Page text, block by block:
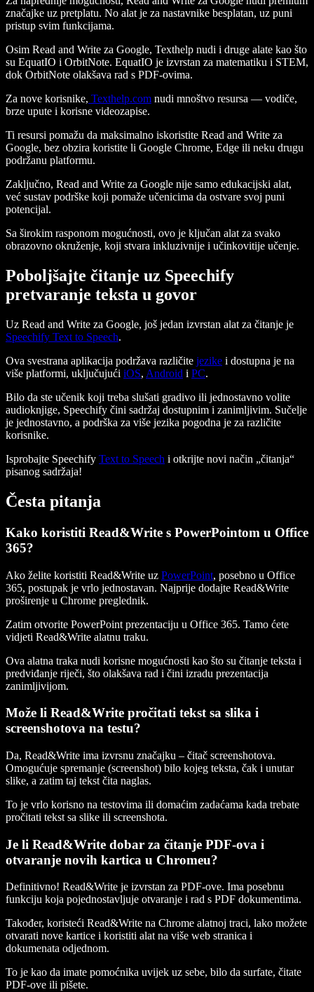
značajke uz pretplatu. No alat je za nastavnike besplatan, uz puni
pristup svim funkcijama.
Osim Read and Write za Google, Texthelp nudi i druge alate kao što
su EquatIO i OrbitNote. EquatIO je izvrstan za matematiku i STEM,
dok OrbitNote olakšava rad s PDF-ovima.
Za nove korisnike, Texthelp.com nudi mnoštvo resursa — vodiče,
brze upute i korisne videozapise.
Ti resursi pomažu da maksimalno iskoristite Read and Write za
Google, bez obzira koristite li Google Chrome, Edge ili neku drugu
podržanu platformu.
Zaključno, Read and Write za Google nije samo edukacijski alat,
već sustav podrške koji pomaže učenicima da ostvare svoj puni
potencijal.
Sa širokim rasponom mogućnosti, ovo je ključan alat za svako
obrazovno okruženje, koji stvara inkluzivnije i učinkovitije učenje.
Poboljšajte čitanje uz Speechify
pretvaranje teksta u govor
Uz Read and Write za Google, još jedan izvrstan alat za čitanje je
Speechify Text to Speech.
Ova svestrana aplikacija podržava različite jezike i dostupna je na
više platformi, uključujući iOS, Android i PC.
Bilo da ste učenik koji treba slušati gradivo ili jednostavno volite
audioknjige, Speechify čini sadržaj dostupnim i zanimljivim. Sučelje
je jednostavno, a podrška za više jezika pogodna je za različite
korisnike.
Isprobajte Speechify Text to Speech i otkrijte novi način „čitanja“
pisanog sadržaja!
Česta pitanja
Kako koristiti Read&Write s PowerPointom u Office
365?
Ako želite koristiti Read&Write uz PowerPoint, posebno u Office
365, postupak je vrlo jednostavan. Najprije dodajte Read&Write
proširenje u Chrome preglednik.
Zatim otvorite PowerPoint prezentaciju u Office 365. Tamo ćete
vidjeti Read&Write alatnu traku.
Ova alatna traka nudi korisne mogućnosti kao što su čitanje teksta i
predviđanje riječi, što olakšava rad i čini izradu prezentacija
zanimljivijom.
Može li Read&Write pročitati tekst sa slika i
screenshotova na testu?
Da, Read&Write ima izvrsnu značajku – čitač screenshotova.
Omogućuje spremanje (screenshot) bilo kojeg teksta, čak i unutar
slike, a zatim taj tekst čita naglas.
To je vrlo korisno na testovima ili domaćim zadaćama kada trebate
pročitati tekst sa slike ili screenshota.
Je li Read&Write dobar za čitanje PDF-ova i
otvaranje novih kartica u Chromeu?
Definitivno! Read&Write je izvrstan za PDF-ove. Ima posebnu
funkciju koja pojednostavljuje otvaranje i rad s PDF dokumentima.
Također, koristeći Read&Write na Chrome alatnoj traci, lako možete
otvarati nove kartice i koristiti alat na više web stranica i
dokumenata odjednom.
To je kao da imate pomoćnika uvijek uz sebe, bilo da surfate, čitate
PDF-ove ili pišete.